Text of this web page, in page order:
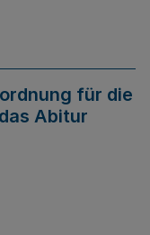
für die
Abitur